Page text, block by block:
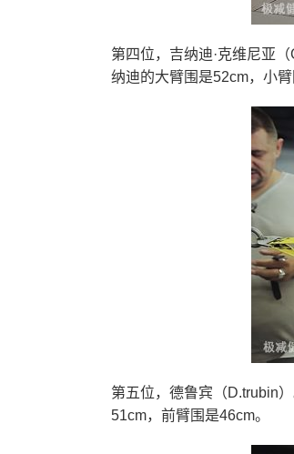
第四位，吉纳迪·克维尼亚
纳迪的大臂围是52cm，小臂
第五位，德鲁宾（D.trubin
51cm，前臂围是46cm。